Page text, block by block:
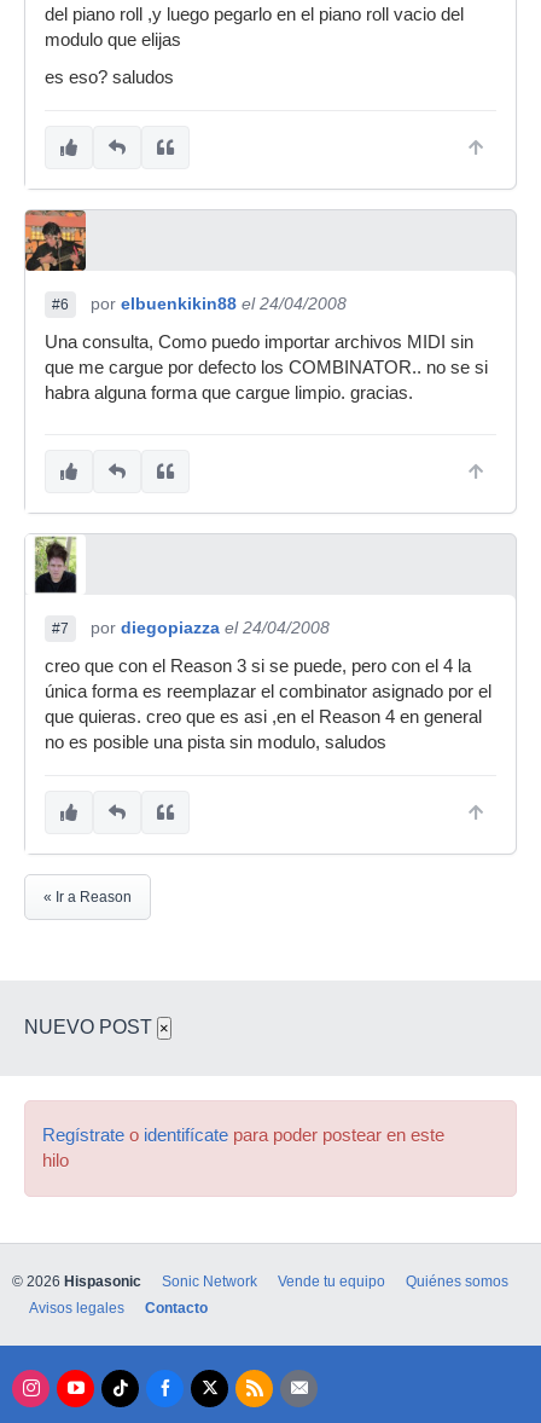
del piano roll ,y luego pegarlo en el piano roll vacio del
modulo que elijas
es eso? saludos
#6 por elbuenkikin88 el 24/04/2008
Una consulta, Como puedo importar archivos MIDI sin
que me cargue por defecto los COMBINATOR.. no se si
habra alguna forma que cargue limpio. gracias.
#7 por diegopiazza el 24/04/2008
creo que con el Reason 3 si se puede, pero con el 4 la
única forma es reemplazar el combinator asignado por el
que quieras. creo que es asi ,en el Reason 4 en general
no es posible una pista sin modulo, saludos
« Ir a Reason
NUEVO POST ×
Regístrate o identifícate para poder postear en este
hilo
© 2026 Hispasonic Sonic Network Vende tu equipo
Quiénes somos
Avisos legales
Contacto